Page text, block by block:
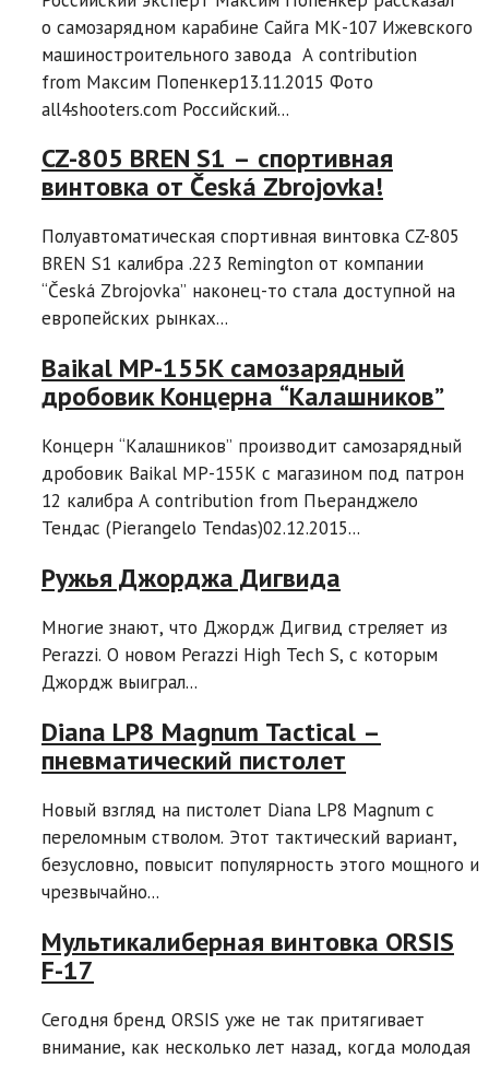
о самозарядном карабине Сайга МК-107 Ижевского
машиностроительного завода A contribution
from Максим Попенкер13.11.2015 Фото
all4shooters.com Российский...
CZ-805 BREN S1 – спортивная
винтовка от Česká Zbrojovka!
Полуавтоматическая спортивная винтовка CZ-805
BREN S1 калибра .223 Remington от компании
“Česká Zbrojovka” наконец-то стала доступной на
европейских рынках...
Baikal МР-155К самозарядный
дробовик Концерна “Калашников”
Концерн “Калашников” производит самозарядный
дробовик Baikal МР-155К с магазином под патрон
12 калибра A contribution from Пьеранджело
Тендас (Pierangelo Tendas)02.12.2015...
Ружья Джорджа Дигвида
Многие знают, что Джордж Дигвид стреляет из
Perazzi. О новом Perazzi High Tech S, с которым
Джордж выиграл...
Diana LP8 Magnum Tactical –
пневматический пистолет
Новый взгляд на пистолет Diana LP8 Magnum с
переломным стволом. Этот тактический вариант,
безусловно, повысит популярность этого мощного и
чрезвычайно...
Мультикалиберная винтовка ORSIS
F-17
Сегодня бренд ORSIS уже не так притягивает
внимание, как несколько лет назад, когда молодая